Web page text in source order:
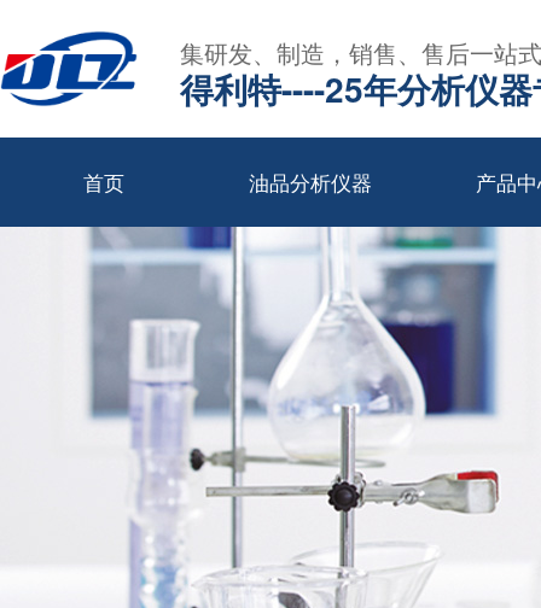
集研发、制造，销售、售后一站
得利特----25年分析仪
首页 油品分析仪器 产品